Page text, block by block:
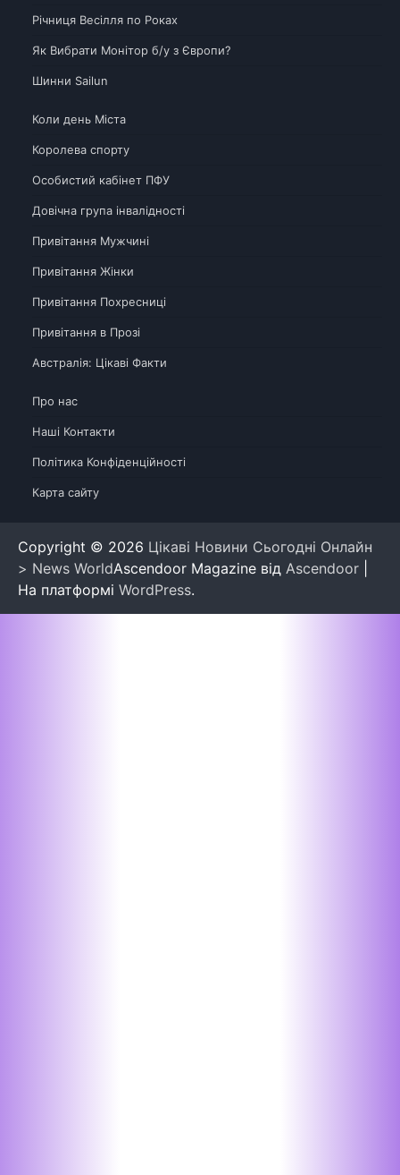
Річниця Весілля по Роках
Як Вибрати Монітор б/у з Європи?
Шинни Sailun
Коли день Міста
Королева спорту
Особистий кабінет ПФУ
Довічна група інвалідності
Привітання Мужчині
Привітання Жінки
Привітання Похресниці
Привітання в Прозі
Австралія: Цікаві Факти
Про нас
Наші Контакти
Політика Конфіденційності
Карта сайту
Copyright © 2026 Цікаві Новини Сьогодні Онлайн
> News WorldAscendoor Magazine від Ascendoor
На платформі WordPress.